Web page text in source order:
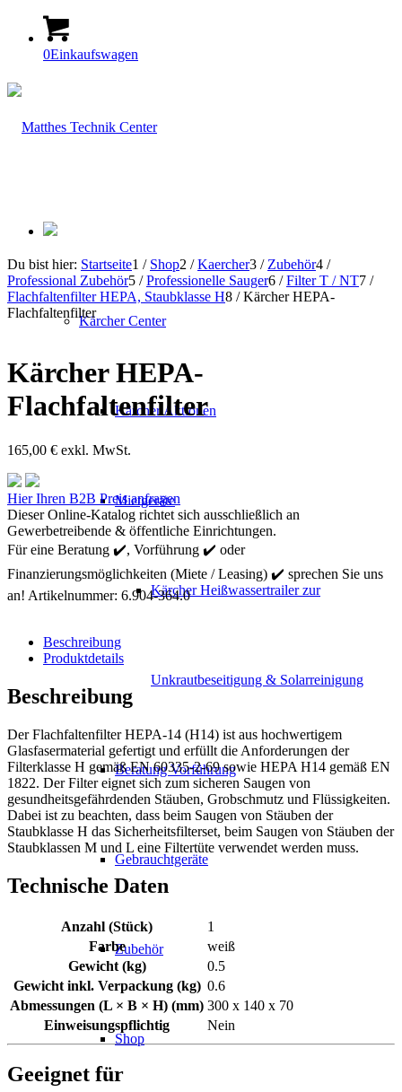
0Einkaufswagen
Kärcher Center
Kärcher Aktionen
Mietgeräte
Kärcher Heißwassertrailer zur
Unkrautbeseitigung & Solarreinigung
Beratung Vorführung
Gebrauchtgeräte
Zubehör
Shop
Du bist hier: Startseite1 / Shop2 / Kaercher3 / Zubehör4 /
Professional Zubehör5 / Professionelle Sauger6 / Filter T / NT7 /
Flachfaltenfilter HEPA, Staubklasse H8 / Kärcher HEPA-
Flachfaltenfilter
Kärcher HEPA-
Flachfaltenfilter
165,00 € exkl. MwSt.
Kärcher
HEPA-
Flachfaltenfilter
Menge
Hier Ihren B2B Preis anfragen
Dieser Online-Katalog richtet sich ausschließlich an
Gewerbetreibende & öffentliche Einrichtungen.
Für eine Beratung ✔️, Vorführung ✔️ oder
Finanzierungsmöglichkeiten (Miete / Leasing) ✔️ sprechen Sie uns
an! Artikelnummer: 6.904-364.0
Beschreibung
Produktdetails
Beschreibung
Der Flachfaltenfilter HEPA-14 (H14) ist aus hochwertigem
Glasfasermaterial gefertigt und erfüllt die Anforderungen der
Filterklasse H gemäß EN 60335-2-69 sowie HEPA H14 gemäß EN
1822. Der Filter eignet sich zum sicheren Saugen von
gesundheitsgefährdenden Stäuben, Grobschmutz und Flüssigkeiten.
Dabei ist zu beachten, dass beim Saugen von Stäuben der
Staubklasse H das Sicherheitsfilterset, beim Saugen von Stäuben der
Staubklassen M und L eine Filtertüte verwendet werden muss.
Technische Daten
Anzahl (Stück)
1
Farbe
weiß
Gewicht (kg)
0.5
Gewicht inkl. Verpackung (kg) 0.6
Abmessungen (L × B × H) (mm) 300 x 140 x 70
Einweisungspflichtig
Nein
Geeignet für